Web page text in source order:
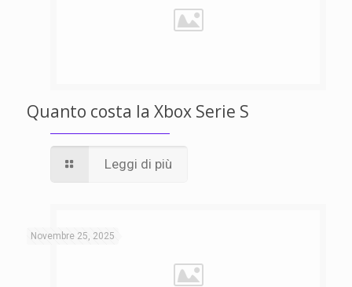
Quanto costa la Xbox Serie S
Leggi di più
Novembre 25, 2025